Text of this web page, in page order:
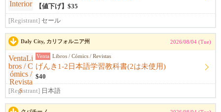
【値下げ】$35
[Registrant] セール
Daly City, カリフォルニア州 2026/08/04 (Tue)
Venta Libros / Cómics / Revistas
げんき1-2日本語学習教科書(2は未使用)
$40
[Registrant] 日本語